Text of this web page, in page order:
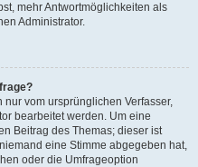
mehr Antwortmöglichkeiten als
Administrator.
vom ursprünglichen Verfasser,
bearbeitet werden. Um eine
Beitrag des Themas; dieser ist
eine Stimme abgegeben hat,
oder die Umfrageoption